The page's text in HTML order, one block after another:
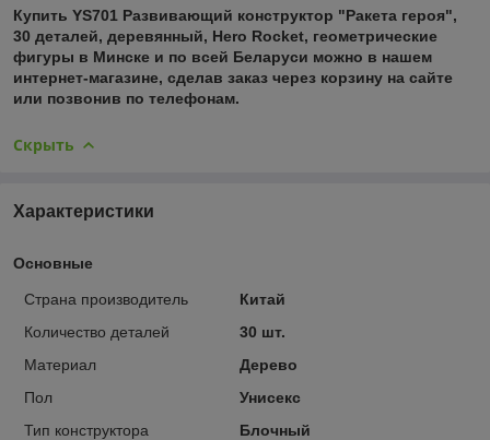
Купить YS701 Развивающий конструктор "Ракета героя",
30 деталей, деревянный, Hero Rocket, геометрические
фигуры в Минске и по всей Беларуси можно в нашем
интернет-магазине, сделав заказ через корзину на сайте
или позвонив по телефонам.
Скрыть
Характеристики
Основные
Страна производитель
Китай
Количество деталей
30 шт.
Материал
Дерево
Пол
Унисекс
Тип конструктора
Блочный